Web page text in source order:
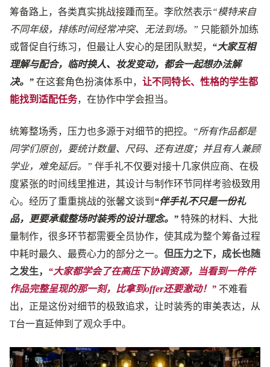
筹备路上，各类真实挑战接踵而至。李欣然表示“模特来自
不同年级，排练时间经常冲突、无法到场。” 只能额外加练
或督促自行练习，但最让人安心的是团队默契， “大家互相
理解与配合，临时换人、妆发变动，都会一起想办法解
决。” 在这套角色扮演体系中， 让不同特长、性格的学生都
能找到适配任务，在协作中学会担当。
统筹整场秀，压力也多源于对细节的把控。
“所有作品都是
同学们原创，要统计数量、尺码、还有进度；并且有人兼顾
学业，难免延后。” 伴手礼不仅要对接十几家供应商、在极
度紧张的时间线里推进，其设计与制作环节同样考验极致用
心。经历了重重挑战的张馨文谈到 “伴手礼不只是一份礼
品，更要承载整场时装秀的设计理念。” 特殊的材料、大批
量制作，很多环节都需要全员协作，使其成为整个筹备过程
中耗时最久、最费心力的部分之一。 但压力之下，成长也随
之发生， “大家都学会了在高压下协调资源，当看到一件件
作品完整呈现的那一刻，比拿到offer还要激动！” 不难看
出，正是这份对细节的极致追求，让时装秀的审美表达，从
T台一直延伸到了观众手中。